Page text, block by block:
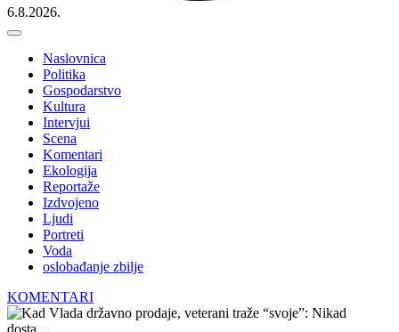
6.8.2026.
Naslovnica
Politika
Gospodarstvo
Kultura
Intervjui
Scena
Komentari
Ekologija
Reportaže
Izdvojeno
Ljudi
Portreti
Voda
oslobađanje zbilje
KOMENTARI